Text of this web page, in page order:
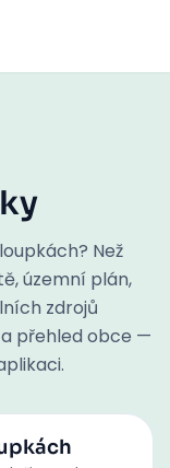
Než
územní plán,
zdrojů
a přehled obce —